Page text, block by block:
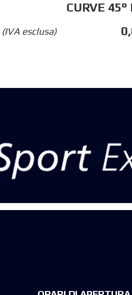
(IVA esclusa)
CURVE 45°